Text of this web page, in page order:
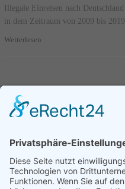
Illegale Einreisen nach Deutschland
in dem Zeitraum von 2009 bis 2019
Weiterlesen
Kleine Anfrage - 12. Oktober
2020 - 19/22380
Bundesregierung (19/23341)
Weiterlesen